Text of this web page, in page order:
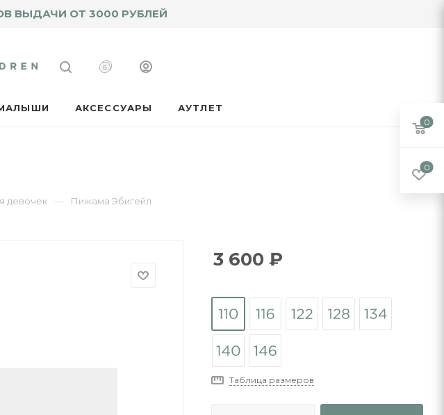
ВЫДАЧИ ОТ 3000 РУБЛЕЙ
АКСЕССУАРЫ АУТЛЕТ
девочек — Пижама Эбигейл
3 600 ₽
Таблица размеров
0
0